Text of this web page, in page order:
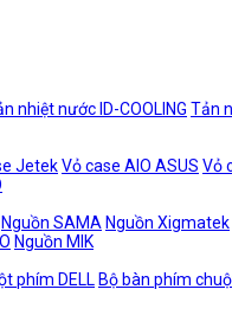
nhiệt nước ID-COOLING Tản
JetekVỏ case AIO ASUS Vỏ
Nguồn SAMA Nguồn Xigmatek
Nguồn MIK
phím DELL Bộ bàn phím